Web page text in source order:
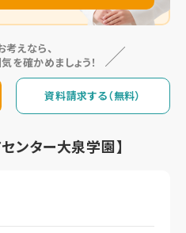
えなら、
を確かめましょう！
資料請求する（無料）
ンター大泉学園】